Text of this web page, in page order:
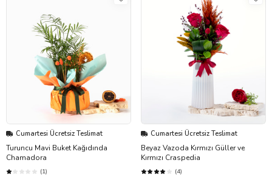
Cumartesi Ücretsiz Teslimat
Turuncu Mavi Buket Kağıdında
Chamadora
(1)
Cumartesi Ücretsiz Teslimat
Beyaz Vazoda Kırmızı Güller ve
Kırmızı Craspedia
(4)